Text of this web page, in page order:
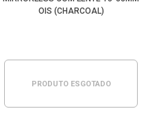
OIS (CHARCOAL)
PRODUTO ESGOTADO